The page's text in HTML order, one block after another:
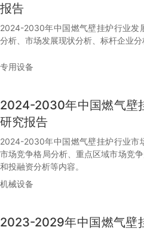
报告
2024-2030年中国燃气壁挂炉行业发
分析、市场发展现状分析、标杆企业
专用设备
2024-2030年中国燃气壁
研究报告
2024-2030年中国燃气壁挂炉行业市
市场竞争格局分析、重点区域市场竞
和投融资分析等内容。
机械设备
2023-2029年中国燃气壁